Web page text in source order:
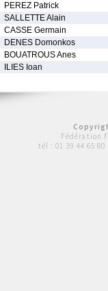
PEREZ Patrick
SALLETTE Alain
CASSE Germain
DENES Domonkos
BOUATROUS Anes
ILIES Ioan
Fédération
tél : 01 39 44 65 80